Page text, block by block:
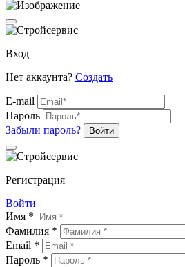
Вход
Нет аккаунта? Создать
E-mail
Пароль
Забыли пароль?
Войти
Регистрация
Войти
Имя *
Фамилия *
Email *
Пароль *